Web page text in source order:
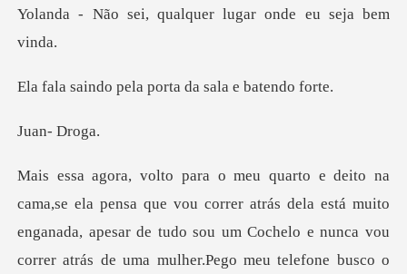
qualquer lugar onde
ela porta da sala
- Dr
atrás dela está muito
enganada, apesar de tudo sou um Cochelo e nunca vou
correr at